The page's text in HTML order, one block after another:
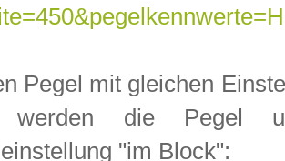
Pegel mit gleichen
werden die Pegel
"im Block":